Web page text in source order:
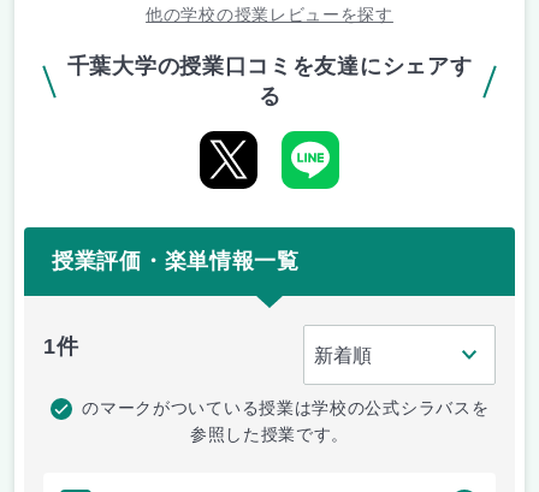
他の学校の授業レビューを探す
千葉大学の授業口コミを友達にシェアす
る
授業評価・楽単情報一覧
1件
のマークがついている授業は学校の公式シラバスを
参照した授業です。